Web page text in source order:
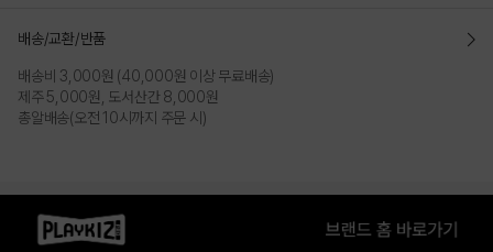
• 면 혼방 반팔 티셔츠
• 가슴 부분에 올 스타 로고로 포인트를 준 스타일
배송/교환/반품
배송비 3,000원 (40,000원 이상 무료배송)
제주 5,000원, 도서산간 8,000원
총알배송(오전 10시까지 주문 시)